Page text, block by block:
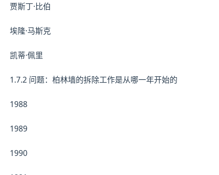
贾斯丁·比伯
埃隆·马斯克
凯蒂·佩里
1.7.2 问题：柏林墙的拆除工作是从哪一年开始的
1988
1989
1990